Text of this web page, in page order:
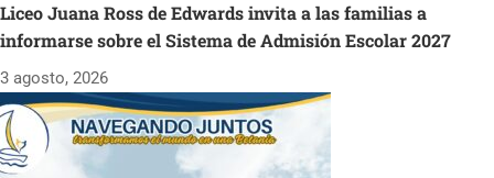
Liceo Juana Ross de Edwards invita a las familias a
informarse sobre el Sistema de Admisión Escolar 2027
3 agosto, 2026